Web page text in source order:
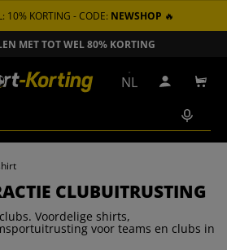
10% KORTING - CODE: NEWSHOP 🔥
VANAF € 100 IN NL
NL Inloggen
CLUBUITRUSTING
Voordelige shirts,
voor teams en clubs in